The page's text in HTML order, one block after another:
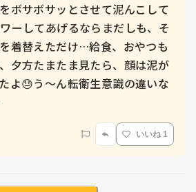
ボサボサッとさせて泥んこして
ーしてあげるならまだしも、そ
着替えただけ…給食、おやつも
夕方たまたま見たら、顔は泥が
よ😓う〜ん転衛生意識の違いな
いいね 1